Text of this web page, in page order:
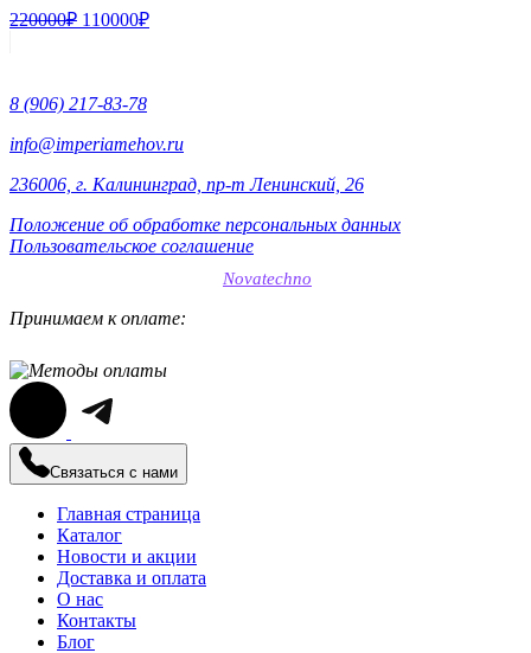
220000₽ Первоначальная
110000₽Текущая
8 (906) 217-83-78
info@imperiamehov.ru
236006, г. Калининград, пр-т Ленинский, 26
Положение об обработке персональных данных
Пользовательское соглашение
Novatechno
Принимаем к оплате:
Связаться с нами
Главная страница
Каталог
Новости и акции
Доставка и оплата
О нас
Контакты
Блог